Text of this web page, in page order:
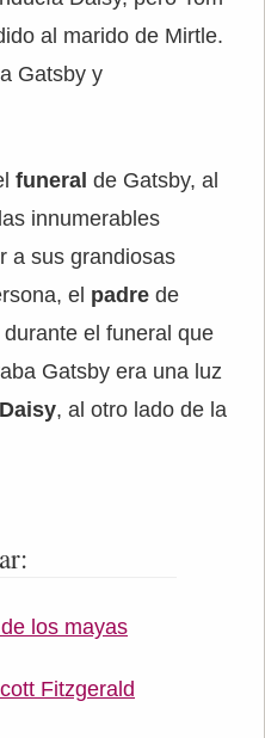
al marido de Mirtle.
a Gatsby y
funeral de Gatsby, al
innumerables
a sus grandiosas
el padre de
el funeral que
Gatsby era una luz
Daisy, al otro lado de la
los mayas
Fitzgerald